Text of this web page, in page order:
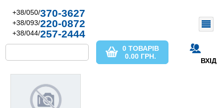
+38/050/370-3627
+38/093/220-0872
+38/044/257-2444
ВХІД
0 ТОВАРІВ
0.00 ГРН.